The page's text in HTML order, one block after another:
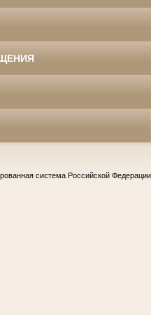
система Российской